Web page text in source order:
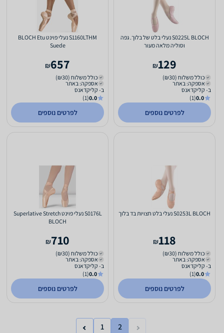
S0225L BLOCH נעלי בלט של בלוך. גפה
וסוליה מלאה מעור
129
₪
כולל משלוח (₪30)
אספקה: באתר
ב- קליקדאנס
0.0
(1)
לפרטים נוספים
S1160LTHM נעלי פוינט BLOCH Etu
Suede
657
₪
כולל משלוח (₪30)
אספקה: באתר
ב- קליקדאנס
0.0
(1)
לפרטים נוספים
S0253L BLOCH נעלי בלט חצויות בד בלוך
118
₪
כולל משלוח (₪30)
אספקה: באתר
ב- קליקדאנס
0.0
(1)
לפרטים נוספים
S0176L נעלי פוינט Superlative Stretch
BLOCH
710
₪
כולל משלוח (₪30)
אספקה: באתר
ב- קליקדאנס
0.0
(1)
לפרטים נוספים
1 2